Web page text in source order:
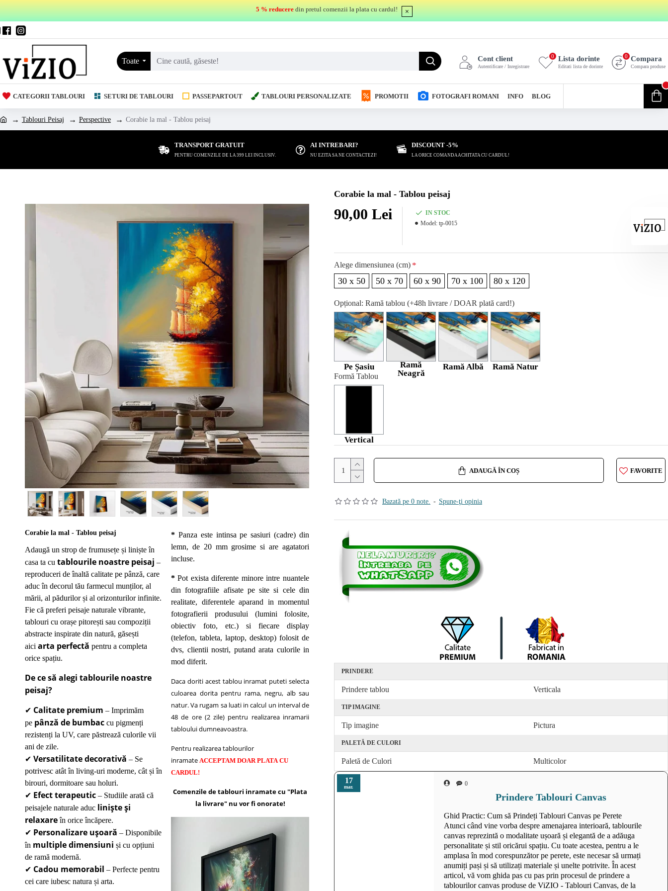
5 % reducere din pretul comenzii la plata cu cardul!
Toate Cont client
Autentificare / Inregistrare
Lista dorinte
Editati lista de dorinte
0 Compara
Compara produse
0
CATEGORII TABLOURI SETURI DE TABLOURI PASSEPARTOUT TABLOURI PERSONALIZATE PROMOTII FOTOGRAFI ROMANI INFO BLOG
Tablouri Peisaj Perspective Corabie la mal - Tablou peisaj
TRANSPORT GRATUIT
PENTRU COMENZILE DE LA 399 LEI INCLUSIV.
AI INTREBARI?
NU EZITA SA NE CONTACTEZI!
DISCOUNT -5%
LA ORICE COMANDA ACHITATA CU CARDUL!
Corabie la mal - Tablou peisaj
Adaugă un strop de frumusețe și liniște în
casa ta cu tablourile noastre peisaj –
reproduceri de înaltă calitate pe pânză, care
aduc în decorul tău farmecul munților, al
mării, al pădurilor și al orizonturilor infinite.
Fie că preferi peisaje naturale vibrante,
tablouri cu orașe pitorești sau compoziții
abstracte inspirate din natură, găsești
aici arta perfectă pentru a completa
orice spațiu.
De ce să alegi tablourile noastre
peisaj?
✔ Calitate premium – Imprimăm
pe pânză de bumbac cu pigmenți
rezistenți la UV, care păstrează culorile vii
ani de zile.
✔ Versatilitate decorativă – Se
potrivesc atât în living-uri moderne, cât și în
birouri, dormitoare sau holuri.
✔ Efect terapeutic – Studiile arată că
peisajele naturale aduc liniște și
relaxareîn orice încăpere.
✔ Personalizare ușoară – Disponibile
în multiple dimensiuni și cu opțiuni
de ramă modernă.
✔ Cadou memorabil – Perfecte pentru
cei care iubesc natura și arta.
* Panza este intinsa pe sasiuri (cadre) din
lemn, de 20 mm grosime si are agatatori
incluse.
* Pot exista diferente minore intre nuantele
din fotografiile afisate pe site si cele din
realitate, diferentele aparand in momentul
fotografierii produsului (lumini folosite,
obiectiv foto, etc.) si fiecare display
(telefon, tableta, laptop, desktop) folosit de
dvs, clientii nostri, putand arata culorile in
mod diferit.
Daca doriti acest tablou inramat puteti selecta
culoarea dorita pentru rama, negru, alb sau
natur.Va rugam sa luati in calcul un interval de
48 de ore (2 zile) pentru realizarea inramarii
tabloului dumneavoastra.
Pentru realizarea tablourilor
inramate ACCEPTAM DOAR PLATA CU
CARDUL!
Comenzile de tablouri inramate cu "Plata
la livrare" nu vor fi onorate!
Corabie la mal - Tablou peisaj
Bazată pe 0 note. - Spune-ţi opinia
90,00 Lei
IN STOC
Model: tp-0015
Alege dimensiunea (cm)
30 x 50 50 x 70 60 x 90 70 x 100 80 x 120
Opțional: Ramă tablou (+48h livrare / DOAR plată card!)
Pe Șasiu
Ramă
Neagră
Ramă Albă Ramă Natur
Formă Tablou
Vertical
ADAUGĂ ÎN COȘ FAVORITE
17
mar. 0
Prindere Tablouri Canvas
Ghid Practic: Cum să Prindeți Tablouri Canvas pe Perete
Atunci când vine vorba despre amenajarea interioară, tablourile
canvas reprezintă o modalitate ușoară și elegantă de a adăuga
personalitate și stil oricărui spațiu. Cu toate acestea, pentru a le
amplasa în mod corespunzător pe perete, este necesar să urmați
anumiți pași și să utilizați materiale și unelte potrivite. În acest
articol, vă vom ghida pas cu pas prin procesul de prindere a
tablourilor canvas produse de ViZIO - Tablouri Canvas, de la
PRINDERE
Prindere tablou Verticala
TIP IMAGINE
Tip imagine Pictura
PALETĂ DE CULORI
Paletă de Culori Multicolor